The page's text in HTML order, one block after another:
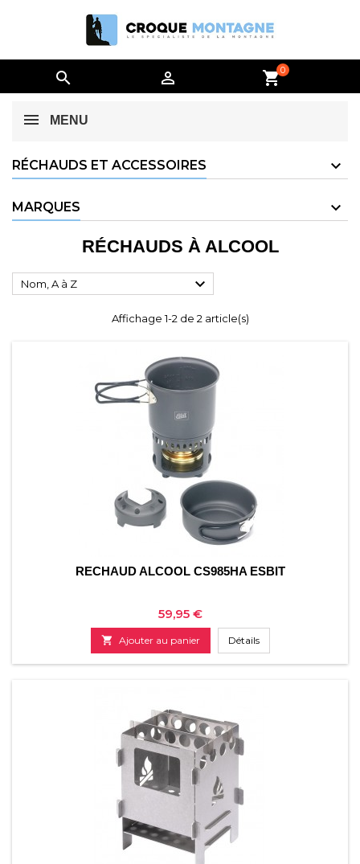
  shopping_cart0
MENU
RÉCHAUDS ET ACCESSOIRES
MARQUES
RÉCHAUDS À ALCOOL
Nom, A à Z 
Affichage 1-2 de 2 article(s)
RECHAUD ALCOOL CS985HA ESBIT
Prix
59,95 €
 Ajouter au panier Détails